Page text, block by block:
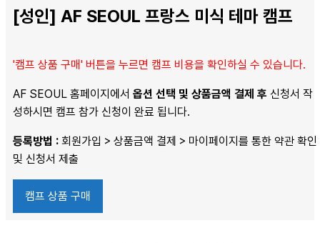
[성인] AF SEOUL 프랑스 미식 테마 캠프
'캠프 상품 구매' 버튼을 누르면 캠프 비용을 확인하실 수 있습니다.
AF SEOUL 홈페이지에서 옵션 선택 및 상품금액 결제 후 신청서 작
성하시면 캠프 참가 신청이 완료 됩니다.
등록방법 : 회원가입 > 상품금액 결제 > 마이페이지를 통한 약관 확인
및 신청서 제출
캠프 상품 구매